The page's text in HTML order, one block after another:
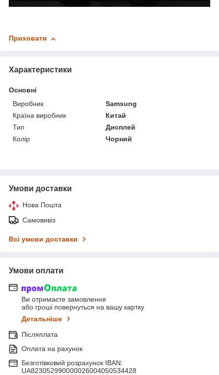
Приховати
Характеристики
Основні
Виробник
Samsung
Країна виробник
Китай
Тип
Дисплей
Колір
Чорний
Умови доставки
Нова Пошта
Самовивіз
Всі умови доставки
Умови оплати
Ви отримаєте замовлення
або гроші повернуться на вашу картку
Детальніше
Післяплата
Оплата на рахунок
Безготівковий розрахунок IBAN:
UA823052990000026004050534428